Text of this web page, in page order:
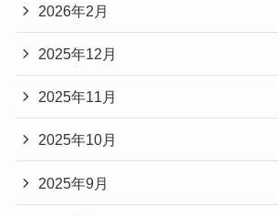
2026年2月
2025年12月
2025年11月
2025年10月
2025年9月